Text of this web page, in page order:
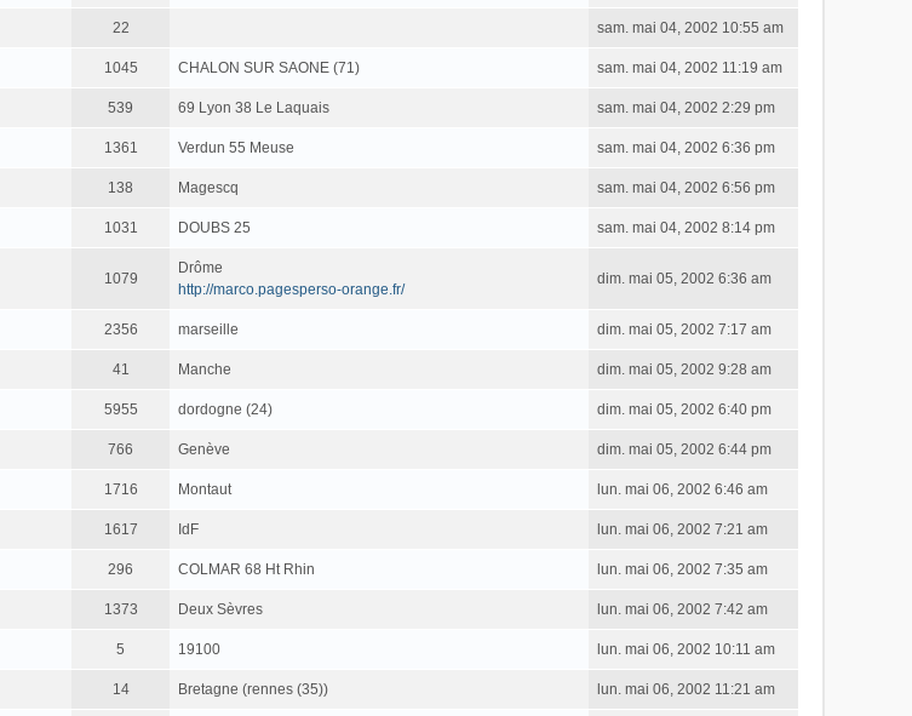
22 sam. mai 04, 2002 10:55 am
1045 CHALON SUR SAONE (71) sam. mai 04, 2002 11:19 am
539 69 Lyon 38 Le Laquais sam. mai 04, 2002 2:29 pm
1361 Verdun 55 Meuse sam. mai 04, 2002 6:36 pm
138 Magescq sam. mai 04, 2002 6:56 pm
1031 DOUBS 25 sam. mai 04, 2002 8:14 pm
1079
Drôme
http://marco.pagesperso-orange.fr/
dim. mai 05, 2002 6:36 am
2356 marseille dim. mai 05, 2002 7:17 am
41 Manche dim. mai 05, 2002 9:28 am
5955 dordogne (24) dim. mai 05, 2002 6:40 pm
766 Genève dim. mai 05, 2002 6:44 pm
1716 Montaut lun. mai 06, 2002 6:46 am
1617 IdF lun. mai 06, 2002 7:21 am
296 COLMAR 68 Ht Rhin lun. mai 06, 2002 7:35 am
1373 Deux Sèvres lun. mai 06, 2002 7:42 am
5 19100 lun. mai 06, 2002 10:11 am
14 Bretagne (rennes (35)) lun. mai 06, 2002 11:21 am